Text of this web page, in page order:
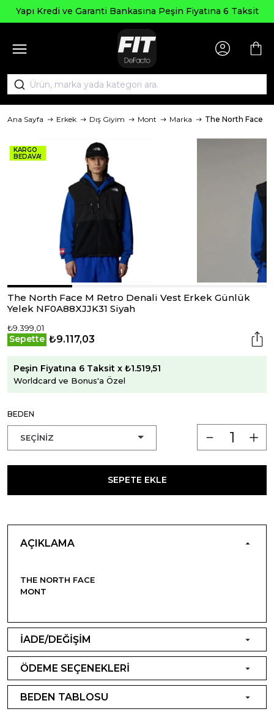
Yapı Kredi ve Garanti Bankasına Peşin Fiyatına 6 Taksit
Ana Sayfa Erkek Dış Giyim Mont Marka The North Face
KARGO
BEDAVA!
The North Face M Retro Denali Vest Erkek Günlük
Yelek NF0A88XJJK31 Siyah
₺9.399,01
Sepette ₺9.117,03
Peşin Fiyatına 6 Taksit x ₺1.519,51
Worldcard ve Bonus'a Özel
BEDEN
SEPETE EKLE
AÇIKLAMA
THE NORTH FACE
MONT
İADE/DEĞİŞİM
ÖDEME SEÇENEKLERİ
BEDEN TABLOSU